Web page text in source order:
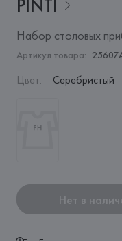
PINTI
Набор столовых
Артикул товара:
Цвет: Серебристый
Нет в